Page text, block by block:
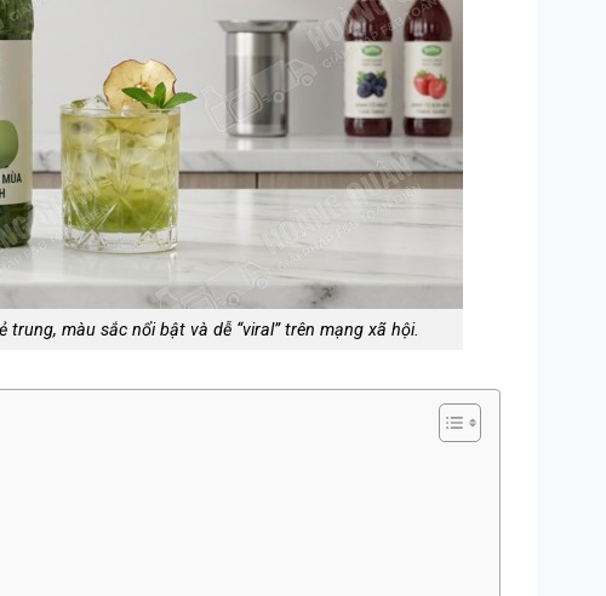
màu sắc nổi bật và dễ “viral” trên mạng xã hội.